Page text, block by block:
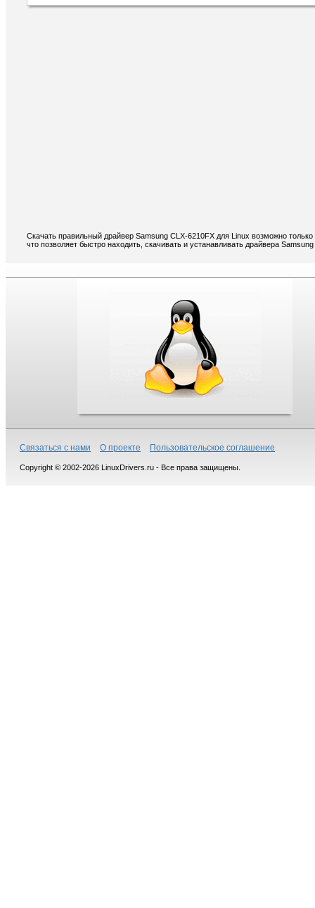
Скачать правильный драйвер Samsung CLX-6210FX для Linux возможно
что позволяет быстро находить, скачивать и устанавливать драйвера
Связаться с нами О проекте Пользовательское соглашение
Copyright © 2002-2026 LinuxDrivers.ru - Все права защищены.